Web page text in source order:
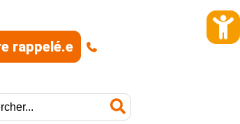
rappelé.e